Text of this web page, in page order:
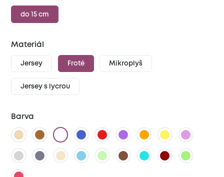
do 15 cm
Materiál
Jersey Froté Mikroplyš
Jersey s lycrou
Barva